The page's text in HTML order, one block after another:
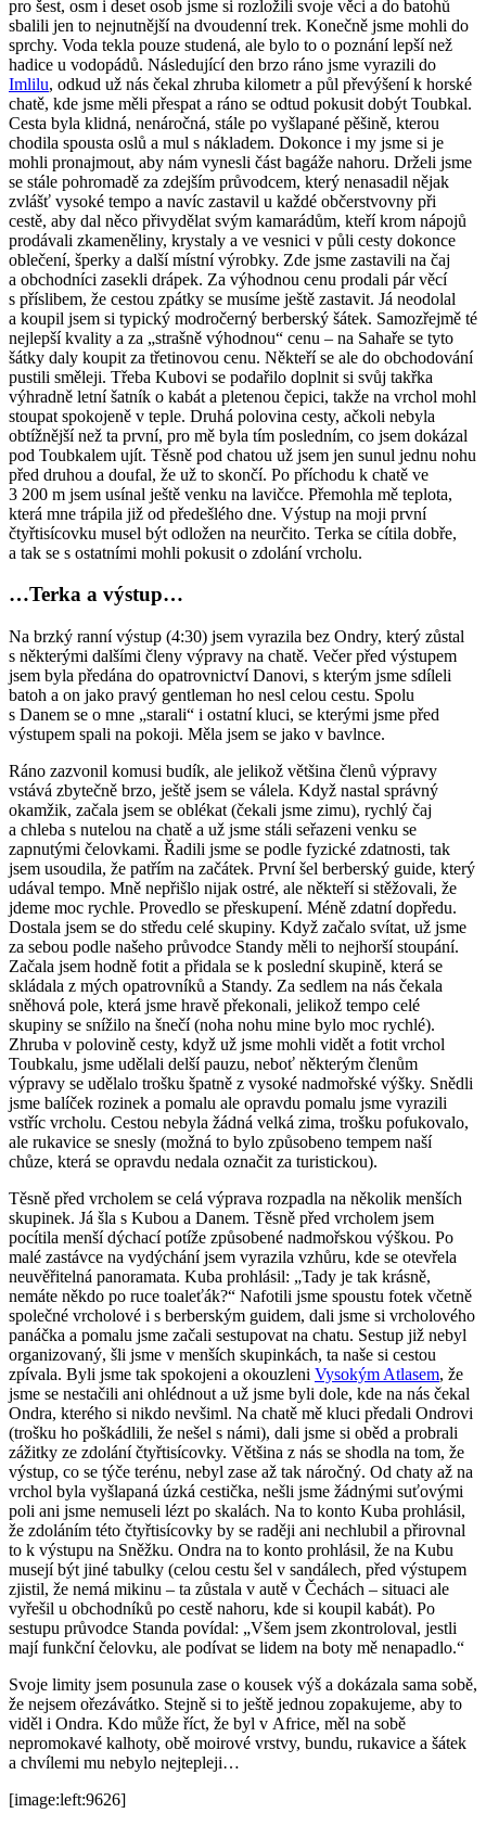
pro šest, osm i deset osob jsme si rozložili svoje věci a do batohů
sbalili jen to nejnutnější na dvoudenní trek. Konečně jsme mohli do
sprchy. Voda tekla pouze studená, ale bylo to o poznání lepší než
hadice u vodopádů. Následující den brzo ráno jsme vyrazili do
Imlilu, odkud už nás čekal zhruba kilometr a půl převýšení k horské
chatě, kde jsme měli přespat a ráno se odtud pokusit dobýt Toubkal.
Cesta byla klidná, nenáročná, stále po vyšlapané pěšině, kterou
chodila spousta oslů a mul s nákladem. Dokonce i my jsme si je
mohli pronajmout, aby nám vynesli část bagáže nahoru. Drželi jsme
se stále pohromadě za zdejším průvodcem, který nenasadil nějak
zvlášť vysoké tempo a navíc zastavil u každé občerstvovny při
cestě, aby dal něco přivydělat svým kamarádům, kteří krom nápojů
prodávali zkameněliny, krystaly a ve vesnici v půli cesty dokonce
oblečení, šperky a další místní výrobky. Zde jsme zastavili na čaj
a obchodníci zasekli drápek. Za výhodnou cenu prodali pár věcí
s příslibem, že cestou zpátky se musíme ještě zastavit. Já neodolal
a koupil jsem si typický modročerný berberský šátek. Samozřejmě té
nejlepší kvality a za „strašně výhodnou“ cenu – na Sahaře se tyto
šátky daly koupit za třetinovou cenu. Někteří se ale do obchodování
pustili směleji. Třeba Kubovi se podařilo doplnit si svůj takřka
výhradně letní šatník o kabát a pletenou čepici, takže na vrchol mohl
stoupat spokojeně v teple. Druhá polovina cesty, ačkoli nebyla
obtížnější než ta první, pro mě byla tím posledním, co jsem dokázal
pod Toubkalem ujít. Těsně pod chatou už jsem jen sunul jednu nohu
před druhou a doufal, že už to skončí. Po příchodu k chatě ve
3 200 m jsem usínal ještě venku na lavičce. Přemohla mě teplota,
která mne trápila již od předešlého dne. Výstup na moji první
čtyřtisícovku musel být odložen na neurčito. Terka se cítila dobře,
a tak se s ostatními mohli pokusit o zdolání vrcholu.
…Terka a výstup…
Na brzký ranní výstup (4:30) jsem vyrazila bez Ondry, který zůstal
s některými dalšími členy výpravy na chatě. Večer před výstupem
jsem byla předána do opatrovnictví Danovi, s kterým jsme sdíleli
batoh a on jako pravý gentleman ho nesl celou cestu. Spolu
s Danem se o mne „starali“ i ostatní kluci, se kterými jsme před
výstupem spali na pokoji. Měla jsem se jako v bavlnce.
Ráno zazvonil komusi budík, ale jelikož většina členů výpravy
vstává zbytečně brzo, ještě jsem se válela. Když nastal správný
okamžik, začala jsem se oblékat (čekali jsme zimu), rychlý čaj
a chleba s nutelou na chatě a už jsme stáli seřazeni venku se
zapnutými čelovkami. Řadili jsme se podle fyzické zdatnosti, tak
jsem usoudila, že patřím na začátek. První šel berberský guide, který
udával tempo. Mně nepřišlo nijak ostré, ale někteří si stěžovali, že
jdeme moc rychle. Provedlo se přeskupení. Méně zdatní dopředu.
Dostala jsem se do středu celé skupiny. Když začalo svítat, už jsme
za sebou podle našeho průvodce Standy měli to nejhorší stoupání.
Začala jsem hodně fotit a přidala se k poslední skupině, která se
skládala z mých opatrovníků a Standy. Za sedlem na nás čekala
sněhová pole, která jsme hravě překonali, jelikož tempo celé
skupiny se snížilo na šnečí (noha nohu mine bylo moc rychlé).
Zhruba v polovině cesty, když už jsme mohli vidět a fotit vrchol
Toubkalu, jsme udělali delší pauzu, neboť některým členům
výpravy se udělalo trošku špatně z vysoké nadmořské výšky. Snědli
jsme balíček rozinek a pomalu ale opravdu pomalu jsme vyrazili
vstříc vrcholu. Cestou nebyla žádná velká zima, trošku pofukovalo,
ale rukavice se snesly (možná to bylo způsobeno tempem naší
chůze, která se opravdu nedala označit za turistickou).
Těsně před vrcholem se celá výprava rozpadla na několik menších
skupinek. Já šla s Kubou a Danem. Těsně před vrcholem jsem
pocítila menší dýchací potíže způsobené nadmořskou výškou. Po
malé zastávce na vydýchání jsem vyrazila vzhůru, kde se otevřela
neuvěřitelná panoramata. Kuba prohlásil: „Tady je tak krásně,
nemáte někdo po ruce toaleťák?“ Nafotili jsme spoustu fotek včetně
společné vrcholové i s berberským guidem, dali jsme si vrcholového
panáčka a pomalu jsme začali sestupovat na chatu. Sestup již nebyl
organizovaný, šli jsme v menších skupinkách, ta naše si cestou
zpívala. Byli jsme tak spokojeni a okouzleni Vysokým Atlasem, že
jsme se nestačili ani ohlédnout a už jsme byli dole, kde na nás čekal
Ondra, kterého si nikdo nevšiml. Na chatě mě kluci předali Ondrovi
(trošku ho poškádlili, že nešel s námi), dali jsme si oběd a probrali
zážitky ze zdolání čtyřtisícovky. Většina z nás se shodla na tom, že
výstup, co se týče terénu, nebyl zase až tak náročný. Od chaty až na
vrchol byla vyšlapaná úzká cestička, nešli jsme žádnými suťovými
poli ani jsme nemuseli lézt po skalách. Na to konto Kuba prohlásil,
že zdoláním této čtyřtisícovky by se raději ani nechlubil a přirovnal
to k výstupu na Sněžku. Ondra na to konto prohlásil, že na Kubu
musejí být jiné tabulky (celou cestu šel v sandálech, před výstupem
zjistil, že nemá mikinu – ta zůstala v autě v Čechách – situaci ale
vyřešil u obchodníků po cestě nahoru, kde si koupil kabát). Po
sestupu průvodce Standa povídal: „Všem jsem zkontroloval, jestli
mají funkční čelovku, ale podívat se lidem na boty mě nenapadlo.“
Svoje limity jsem posunula zase o kousek výš a dokázala sama sobě,
že nejsem ořezávátko. Stejně si to ještě jednou zopakujeme, aby to
viděl i Ondra. Kdo může říct, že byl v Africe, měl na sobě
nepromokavé kalhoty, obě moirové vrstvy, bundu, rukavice a šátek
a chvílemi mu nebylo nejtepleji…
[image:left:9626]